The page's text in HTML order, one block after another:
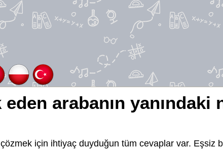
arabanın yanındaki
için ihtiyaç duyduğun tüm cevaplar var. Eşsiz